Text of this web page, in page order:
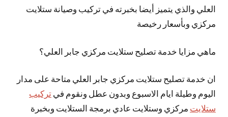
العلي والذي يتميز أيضا بخبرته في تركيب وصيانة ستلايت
مركزي وبأسعار رخيصة
ماهي مزايا خدمة تصليح ستلايت مركزي جابر العلي؟
ان خدمة تصليح ستلايت مركزي جابر العلي متاحة على مدار
اليوم وطيلة ايام الاسبوع وبدون عطل ونقوم في تركيب
ستلايت مركزي وستلايت عادي برمجة الستلايت وبخبرة